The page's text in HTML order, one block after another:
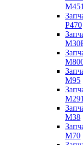
P470
M95
M291
M38
M70